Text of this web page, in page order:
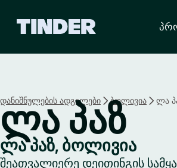
H
o
m
e
დანიშნულების ადგილები ბოლივია ლა
ლა პაზ
ლა პაზ, ბოლივია
შეათვალიერე დეითინგის